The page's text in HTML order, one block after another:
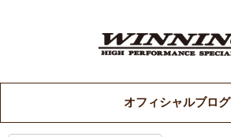
オフィシャルブログ